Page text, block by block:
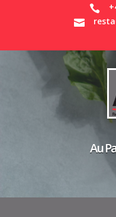


Au